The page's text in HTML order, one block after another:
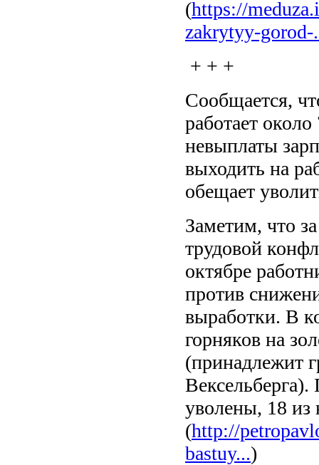
(https://
zakrytyy-gorod-
+ + +
Сообщается,
работает
невыплаты
выходить на
обещает
Заметим, что
трудовой
октябре
против
выработки. В
горняков на
(принадлежит
уволены, 18 из
(http://
bastuy...)